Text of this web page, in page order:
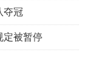
夺冠
定被暂停